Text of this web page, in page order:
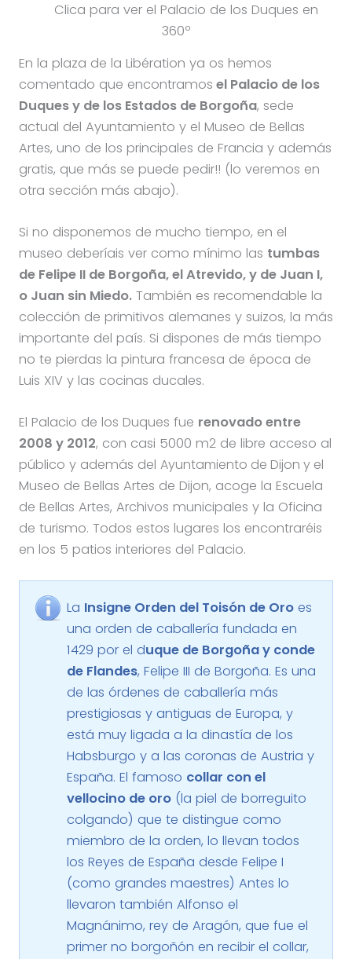
Clica para ver el Palacio de los Duques en
360º
En la plaza de la Libération ya os hemos
comentado que encontramos el Palacio de los
Duques y de los Estados de Borgoña, sede
actual del Ayuntamiento y el Museo de Bellas
Artes, uno de los principales de Francia y además
gratis, que más se puede pedir!! (lo veremos en
otra sección más abajo).
Si no disponemos de mucho tiempo, en el
museo deberíais ver como mínimo las tumbas
de Felipe II de Borgoña, el Atrevido, y de Juan I,
o Juan sin Miedo.También es recomendable la
colección de primitivos alemanes y suizos, la más
importante del país. Si dispones de más tiempo
no te pierdas la pintura francesa de época de
Luis XIV y las cocinas ducales.
El Palacio de los Duques fue renovado entre
2008 y 2012, con casi 5000 m2 de libre acceso al
público y además del Ayuntamiento de Dijon y el
Museo de Bellas Artes de Dijon, acoge la Escuela
de Bellas Artes, Archivos municipales y la Oficina
de turismo. Todos estos lugares los encontraréis
en los 5 patios interiores del Palacio.
La Insigne Orden del Toisón de Oroes
una orden de caballería fundada en
1429 por el duque de Borgoña y conde
de Flandes, Felipe III de Borgoña. Es una
de las órdenes de caballería más
prestigiosas y antiguas de Europa, y
está muy ligada a la dinastía de los
Habsburgo y a las coronas de Austria y
España. El famoso collar con el
vellocino de oro(la piel de borreguito
colgando) que te distingue como
miembro de la orden, lo llevan todos
los Reyes de España desde Felipe I
(como grandes maestres) Antes lo
llevaron también Alfonso el
Magnánimo, rey de Aragón, que fue el
primer no borgoñón en recibir el collar,